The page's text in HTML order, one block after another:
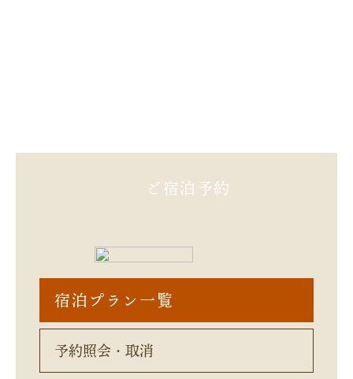
ご宿泊予約
宿泊プラン一覧
予約照会・取消